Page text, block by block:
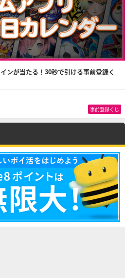
ンが当たる！30秒で引ける事前登録く
事前登録くじ